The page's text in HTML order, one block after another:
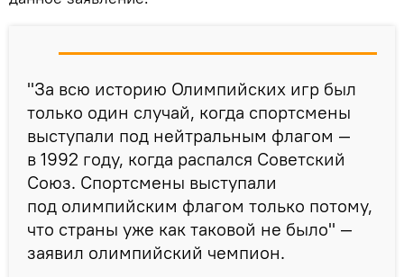
"За всю историю Олимпийских игр был
только один случай, когда спортсмены
выступали под нейтральным флагом —
в 1992 году, когда распался Советский
Союз. Спортсмены выступали
под олимпийским флагом только потому,
что страны уже как таковой не было" —
заявил олимпийский чемпион.